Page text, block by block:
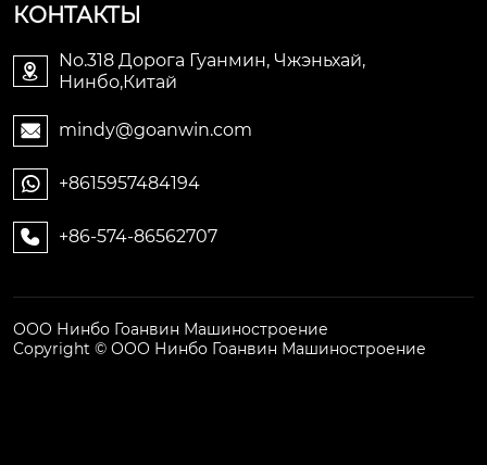
КОНТАКТЫ

No.318 Дорога Гуанмин, Чжэньхай,
Нинбо,Китай
 mindy@goanwin.com
 +8615957484194
 +86-574-86562707
ООО Нинбо Гоанвин Машиностроение
Copyright © ООО Нинбо Гоанвин Машиностроение